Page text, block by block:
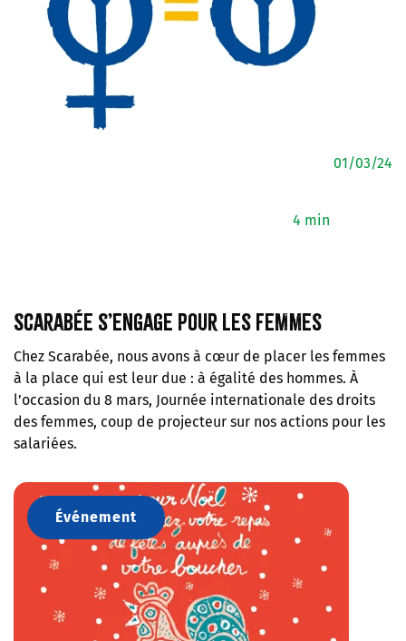
4 min
01/03/24
Scarabée s’engage pour les femmes
Chez Scarabée, nous avons à cœur de placer les femmes
à la place qui est leur due : à égalité des hommes. À
l’occasion du 8 mars, Journée internationale des droits
des femmes, coup de projecteur sur nos actions pour les
salariées.
Événement